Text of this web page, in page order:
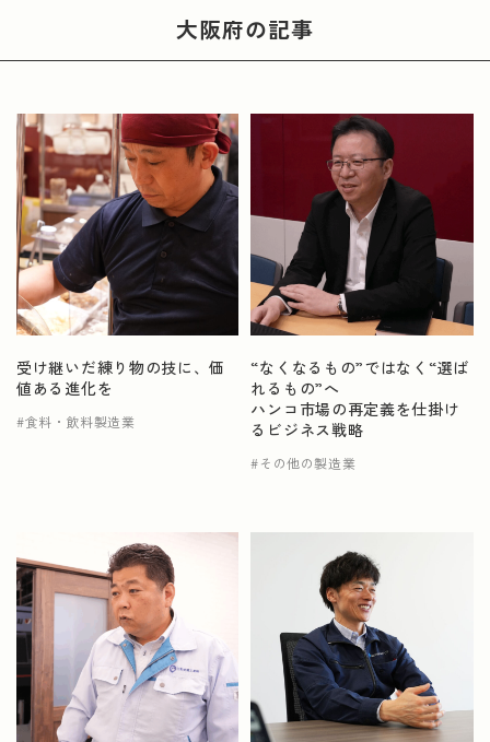
大阪府の記事
受け継いだ練り物の技に、価
値ある進化を
食料・飲料製造業
“なくなるもの”ではなく“選ば
れるもの”へ
ハンコ市場の再定義を仕掛け
るビジネス戦略
その他の製造業